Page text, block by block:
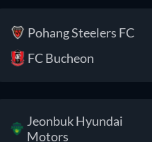
Pohang Steelers FC
FC Bucheon
Jeonbuk Hyundai
Motors